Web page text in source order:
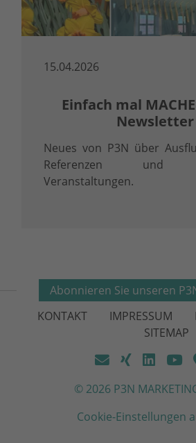
15.04.2026
Einfach mal
Newsletter
Neues von P3N über
Referenzen und
Veranstaltungen.
Abonnieren Sie unseren
KONTAKT
IMPRESSUM
SITEMAP
© 2026 P3N
Cookie-Einstellungen